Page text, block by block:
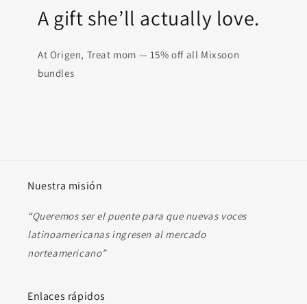
A gift she’ll actually love.
At Origen, Treat mom — 15% off all Mixsoon
bundles
Nuestra misión
“Queremos ser el puente para que nuevas voces
latinoamericanas ingresen al mercado
norteamericano”
Enlaces rápidos